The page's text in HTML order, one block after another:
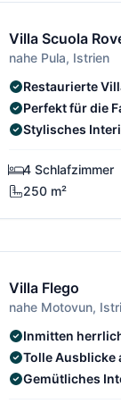
Villa Scuola
nahe Pula, Istrien
Restaurierte
Perfekt für die
Stylisches
4 Schlafzimmer
250 m²
Villa Flego
nahe Motovun,
Inmitten
Tolle Ausblicke
Gemütliches